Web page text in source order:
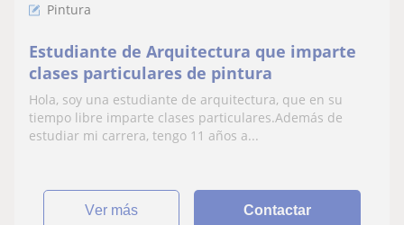
Pintura
Estudiante de Arquitectura que imparte
clases particulares de pintura
Hola, soy una estudiante de arquitectura, que en su
tiempo libre imparte clases particulares.Además de
estudiar mi carrera, tengo 11 años a...
ver más Contactar